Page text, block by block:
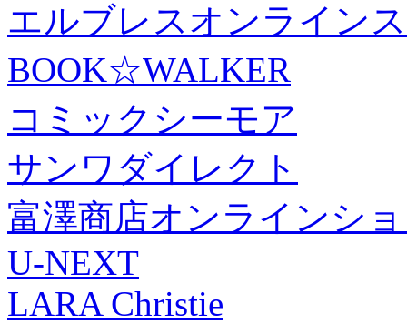
エルブレスオンライン
BOOK☆WALKER
コミックシーモア
サンワダイレクト
富澤商店オンラインシ
U-NEXT
LARA Christie